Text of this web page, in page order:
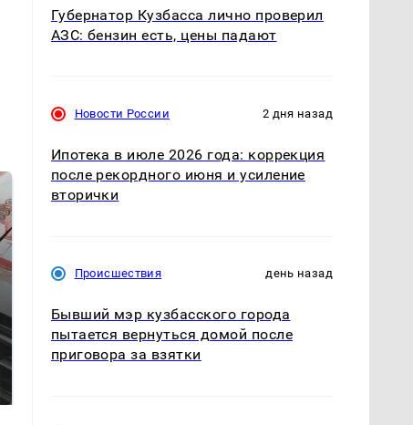
Не ешьте эту
Губернатор Кузбасса лично проверил
АЗС: бензин есть, цены падают
Новости России 2 дня назад
Ипотека в июле 2026 года: коррекция
после рекордного июня и усиление
вторички
Происшествия день назад
Бывший мэр кузбасского города
пытается вернуться домой после
приговора за взятки